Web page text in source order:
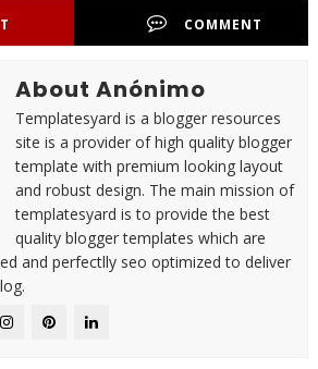
COMMENT
About Anónimo
Templatesyard is a blogger resources
site is a provider of high quality blogger
template with premium looking layout
and robust design. The main mission of
templatesyard is to provide the best
quality blogger templates which are
and perfectlly seo optimized to deliver